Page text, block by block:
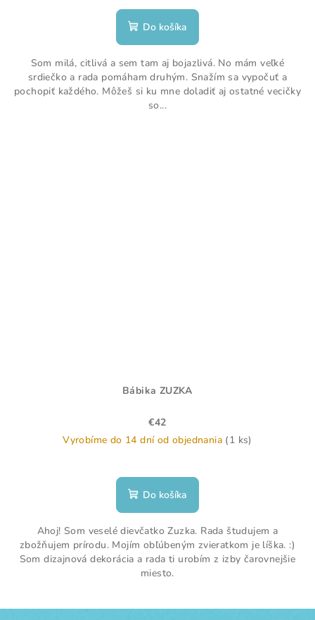
Do košíka
Som milá, citlivá a sem tam aj bojazlivá. No mám veľké
srdiečko a rada pomáham druhým. Snažím sa vypočuť a
pochopiť každého. Môžeš si ku mne doladiť aj ostatné vecičky
so...
Bábika ZUZKA
€42
Vyrobíme do 14 dní od objednania (1 ks)
Do košíka
Ahoj! Som veselé dievčatko Zuzka. Rada študujem a
zbožňujem prírodu. Mojím obľúbeným zvieratkom je líška. :)
Som dizajnová dekorácia a rada ti urobím z izby čarovnejšie
miesto.